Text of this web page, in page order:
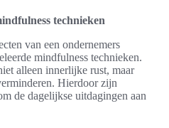
technieken
van een ondernemers
mindfulness technieken.
alleen innerlijke rust, maar
Hierdoor zijn
de dagelijkse uitdagingen aan